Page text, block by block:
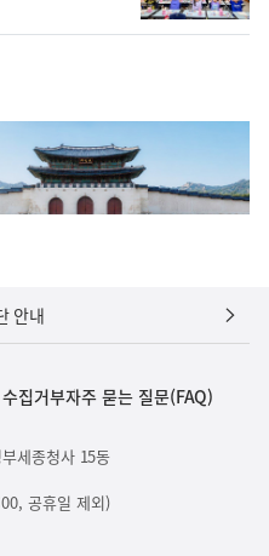
안내
집거부자주 묻는 질문(FAQ)
세종청사 15동
공휴일 제외)